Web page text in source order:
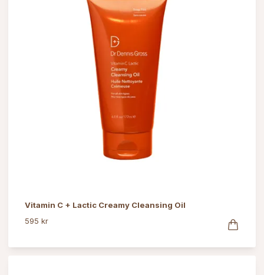
Vitamin C + Lactic Creamy Cleansing Oil
595 kr